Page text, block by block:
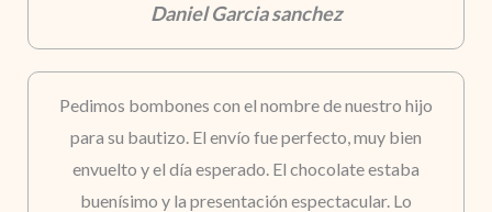
Daniel Garcia sanchez
Pedimos bombones con el nombre de nuestro hijo
para su bautizo. El envío fue perfecto, muy bien
envuelto y el día esperado. El chocolate estaba
buenísimo y la presentación espectacular. Lo